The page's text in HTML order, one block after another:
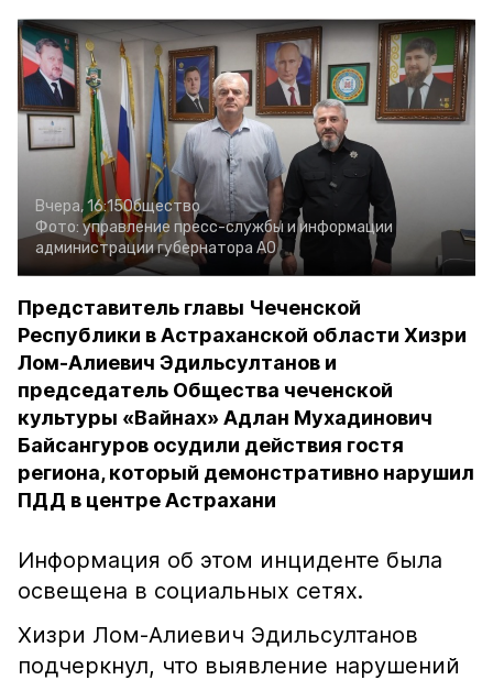
Вчера, 16:15Общество
Фото: управление пресс-службы и информации
администрации губернатора АО
Представитель главы Чеченской
Республики в Астраханской области Хизри
Лом-Алиевич Эдильсултанов и
председатель Общества чеченской
культуры «Вайнах» Адлан Мухадинович
Байсангуров осудили действия гостя
региона, который демонстративно нарушил
ПДД в центре Астрахани
Информация об этом инциденте была
освещена в социальных сетях.
Хизри Лом-Алиевич Эдильсултанов
подчеркнул, что выявление нарушений